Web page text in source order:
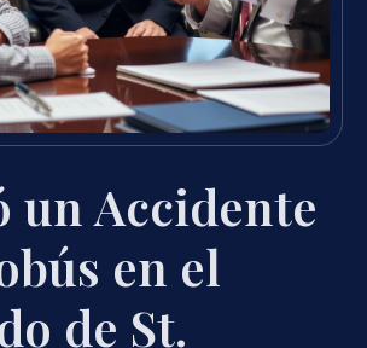
un Accidente
en el
de St.